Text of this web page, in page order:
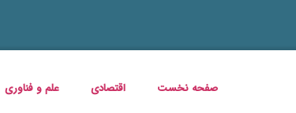
صفحه نخست اقتصادی علم و فناوری